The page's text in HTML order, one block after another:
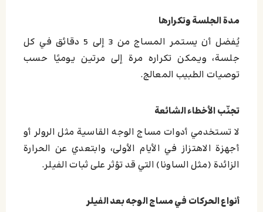
مدة الجلسة وتكرارها
يُفضل أن يستمر المساج من 3 إلى 5 دقائق في كل
جلسة، ويمكن تكراره مرة إلى مرتين يوميًا حسب
توصيات الطبيب المعالج.
تجنّب الأخطاء الشائعة
لا تستخدمي أدوات مساج الوجه القاسية مثل الرولر أو
أجهزة الاهتزاز في الأيام الأولى، وابتعدي عن الحرارة
الزائدة (مثل الساونا) التي قد تؤثر على ثبات الفيلر.
أنواع الحركات في مساج الوجه بعد الفيلر